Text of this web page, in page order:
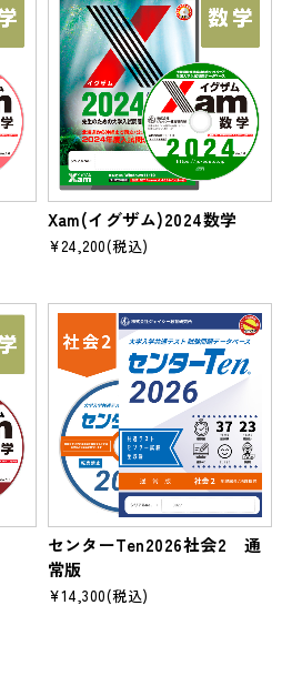
Xam(イグザム)2024数学
¥24,200(税込)
センターTen2026社会2 通
常版
¥14,300(税込)